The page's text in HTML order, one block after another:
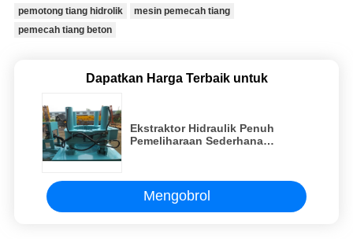
pemotong tiang hidrolik
mesin pemecah tiang
pemecah tiang beton
Dapatkan Harga Terbaik untuk
Ekstraktor Hidraulik Penuh
Pemeliharaan Sederhana
Mengobrol